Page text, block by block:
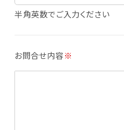
・会員登録者の個人認証
・会員ポイントプログラムの
・メールマガジンの配信
・本サービスに関する規
半角英数でご入力ください
お問合せ内容※